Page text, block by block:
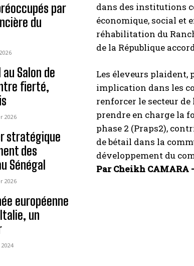
par
du
Salon de
fierté,
2026
stratégique
des
Sénégal
2026
européenne
un
dans des institutions
économique, social et
réhabilitation du
de la République
Les éleveurs plaident,
implication dans les
renforcer le secteur
prendre en charge la
phase 2 (Praps2),
de bétail dans la
développement du
Par Cheikh CAMARA